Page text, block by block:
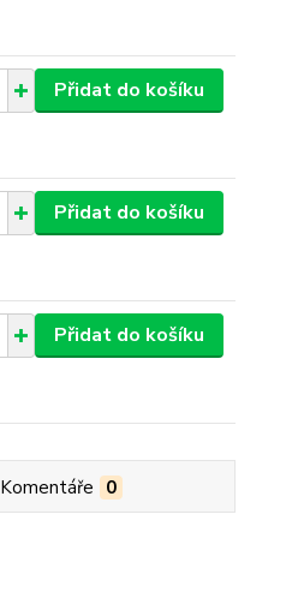
Přidat do košíku
Přidat do košíku
Přidat do košíku
Komentáře 0